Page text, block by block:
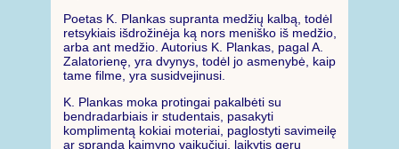
Poetas K. Plankas supranta medžių kalbą, todėl
retsykiais išdrožinėja ką nors meniško iš medžio,
arba ant medžio. Autorius K. Plankas, pagal A.
Zalatorienę, yra dvynys, todėl jo asmenybė, kaip
tame filme, yra susidvejinusi.
K. Plankas moka protingai pakalbėti su
bendradarbiais ir studentais, pasakyti
komplimentą kokiai moteriai, paglostyti savimeilę
ar sprandą kaimyno vaikučiui, laikytis gerų